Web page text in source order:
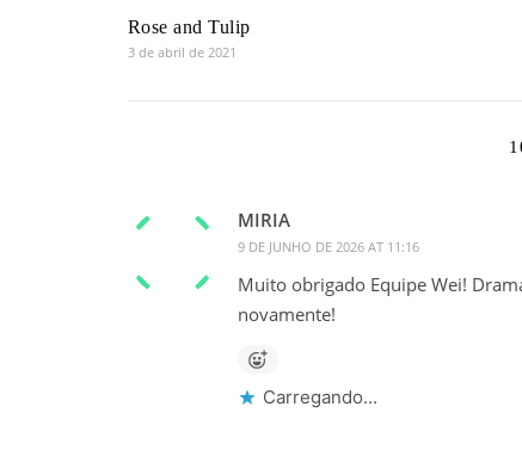
Rose and Tulip
3 de abril de 2021
MIRIA
9 DE JUNHO DE 2026 AT 11:16
Muito obrigado Equipe Wei!
novamente!
Carregando...